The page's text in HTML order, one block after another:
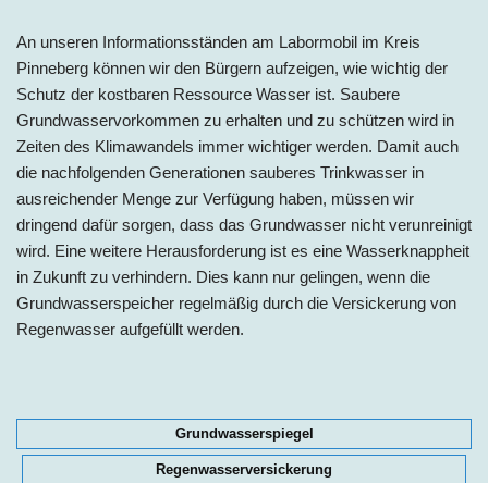
An unseren Informationsständen am Labormobil im Kreis
Pinneberg können wir den Bürgern aufzeigen, wie wichtig der
Schutz der kostbaren Ressource Wasser ist. Saubere
Grundwasservorkommen zu erhalten und zu schützen wird in
Zeiten des Klimawandels immer wichtiger werden. Damit auch
die nachfolgenden Generationen sauberes Trinkwasser in
ausreichender Menge zur Verfügung haben, müssen wir
dringend dafür sorgen, dass das Grundwasser nicht verunreinigt
wird. Eine weitere Herausforderung ist es eine Wasserknappheit
in Zukunft zu verhindern. Dies kann nur gelingen, wenn die
Grundwasserspeicher regelmäßig durch die Versickerung von
Regenwasser aufgefüllt werden.
Grundwasserspiegel
Regenwasserversickerung